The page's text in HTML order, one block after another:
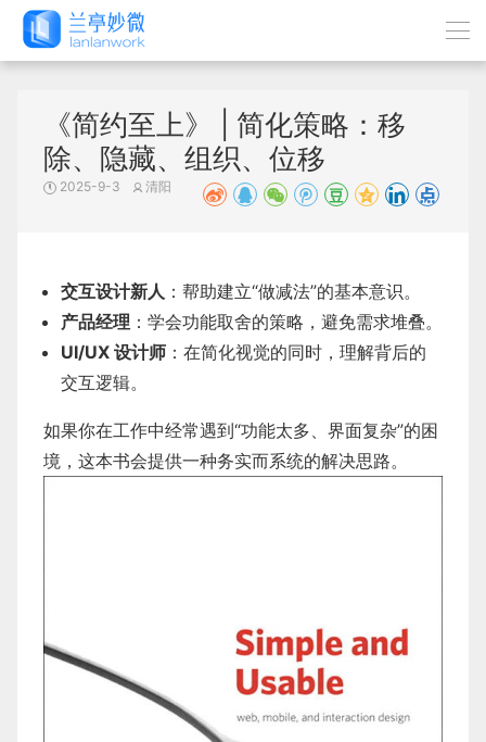
《简约至上》 | 简化策略：移
除、隐藏、组织、位移
2025-9-3 清阳
交互设计新人 ：帮助建立“做减法”的基本意识。
产品经理 ：学会功能取舍的策略，避免需求堆叠。
UI/UX 设计师 ：在简化视觉的同时，理解背后的
交互逻辑。
如果你在工作中经常遇到“功能太多、界面复杂”的困
境，这本书会提供一种务实而系统的解决思路。